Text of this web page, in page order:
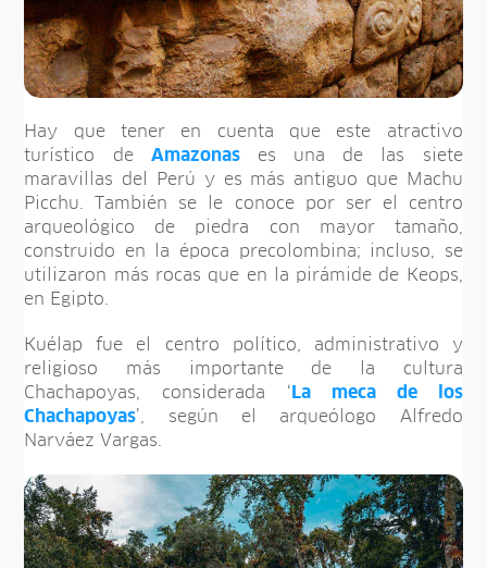
Hay que tener en cuenta que este atractivo
turístico de Amazonases una de las siete
maravillas del Perú y es más antiguo que Machu
Picchu. También se le conoce por ser el centro
arqueológico de piedra con mayor tamaño,
construido en la época precolombina; incluso, se
utilizaron más rocas que en la pirámide de Keops,
en Egipto.
Kuélap fue el centro político, administrativo y
religioso más importante de la cultura
Chachapoyas, considerada ‘ La meca de los
Chachapoyas’, según el arqueólogo Alfredo
Narváez Vargas.